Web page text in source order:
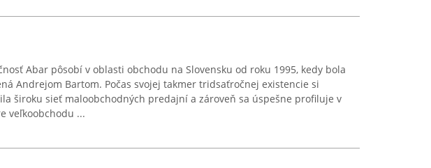
Abar pôsobí v oblasti obchodu na Slovensku od roku 1995, kedy bola
Andrejom Bartom. Počas svojej takmer tridsaťročnej existencie si
široku sieť maloobchodných predajní a zároveň sa úspešne profiluje v
veľkoobchodu ...